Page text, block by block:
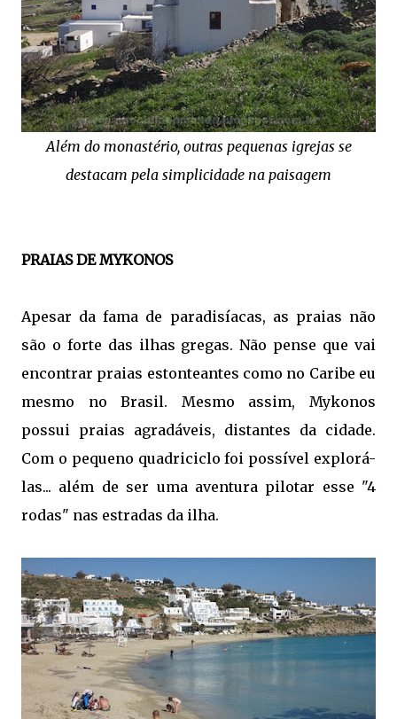
Além do monastério, outras pequenas igrejas se
destacam pela simplicidade na paisagem
PRAIAS DE MYKONOS
Apesar da fama de paradisíacas, as praias não
são o forte das ilhas gregas. Não pense que vai
encontrar praias estonteantes como no Caribe eu
mesmo no Brasil. Mesmo assim, Mykonos
possui praias agradáveis, distantes da cidade.
Com o pequeno quadriciclo foi possível explorá-
las... além de ser uma aventura pilotar esse "4
rodas" nas estradas da ilha.